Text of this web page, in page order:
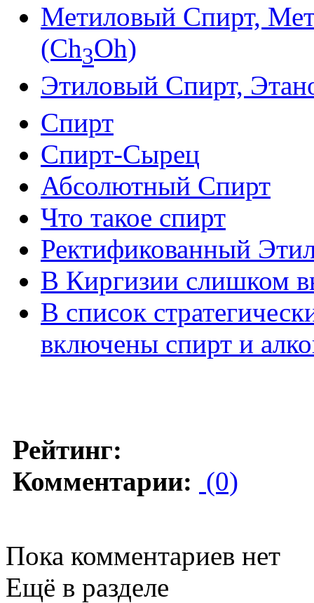
Метиловый Спирт,
(Ch3Oh)
Этиловый Спирт,
Спирт
Спирт-Сырец
Абсолютный Спирт
Что такое спирт
Ректификованный
В Киргизии слишком
В список
включены спирт и
Рейтинг:
Комментарии: (0)
Пока комментариев нет
Ещё в разделе